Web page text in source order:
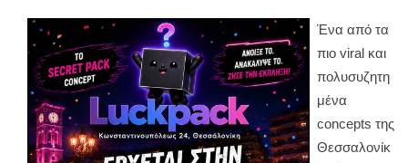
Ένα από τα
πιο viral και
πολυσυζητη
μένα
concepts της
Θεσσαλονίκ